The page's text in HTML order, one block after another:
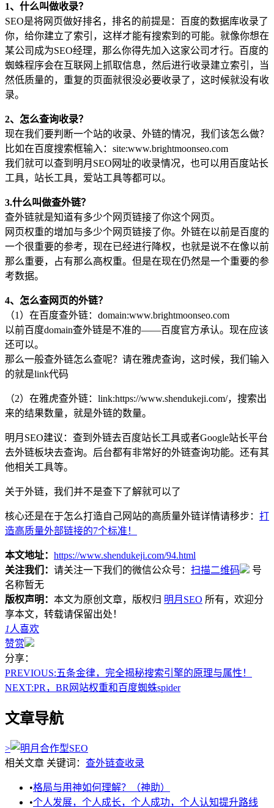
1、什么叫做收录？
SEO是将网页做好排名，排名的前提是：百度的数据库收录了
你，给你建立了索引，这样才能有搜索到的可能。就像你想在
某公司成为SEO经理，那么你得先加入这家公司才行。百度的
蜘蛛程序会在互联网上抓取信息，然后进行收录建立索引，当
然低质量的，重复的页面就很没必要收录了，这时候就没有收
录。
2、怎么查询收录？
现在我们要判断一个站的收录、外链的情况，我们该怎么做？
比如在百度搜索框输入：site:www.brightmoonseo.com
我们就可以查到明月SEO网址的收录情况，也可以用百度站长
工具，站长工具，爱站工具等都可以。
3.什么叫做查外链？
查外链就是知道有多少个网页链接了你这个网页。
网页权重的增加与多少个网页链接了你。外链在以前是百度的
一个很重要的参考，现在已经进行降权，也就是说不在像以前
那么重要，占有那么高权重。但是在现在仍然是一个重要的参
考数据。
4、怎么查网页的外链？
（1）在百度查外链：domain:www.brightmoonseo.com
以前百度domain查外链是不准的——百度官方承认。现在应该
还可以。
那么一般查外链怎么查呢？请在雅虎查询，这时候，我们输入
的就是link代码
（2）在雅虎查外链：link:https://www.shendukeji.com/，搜索出
来的结果数量，就是外链的数量。
明月SEO建议：查到外链去百度站长工具或者Google站长平台
去外链板块去查询。后台都有非常好的外链查询功能。还有其
他相关工具等。
关于外链，我们并不是查下了解就可以了
核心还是在于怎么打造自己网站的高质量外链详情请移步： 打
造高质量外部链接的7个标准！
本文地址： https://www.shendukeji.com/94.html
关注我们： 请关注一下我们的微信公众号： 扫描二维码
号
名称暂无
版权声明： 本文为原创文章，版权归 明月SEO 所有，欢迎分
享本文，转载请保留出处！
1 人喜欢
赞赏
分享：
PREVIOUS:五条金律，完全揭秘搜索引擎的原理与属性！
NEXT:PR，BR网站权重和百度蜘蛛spider
文章导航
>
相关文章 关键词： 查外链查收录
•格局与用神如何理解？（神助）
•个人发展，个人成长，个人成功，个人认知提升路线